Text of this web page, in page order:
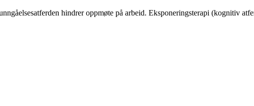
hindrer oppmøte på arbeid. Eksponeringsterapi (kognitiv